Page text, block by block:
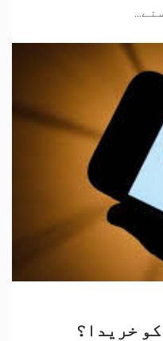
خریدا؟